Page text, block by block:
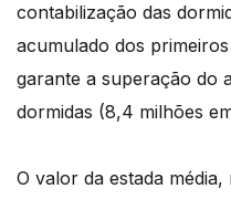
contabilização das
acumulado dos
garante a superação do
dormidas (8,4 milhões
O valor da estada